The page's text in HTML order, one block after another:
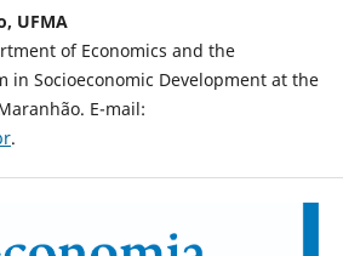
UFMA
of Economics and the
in Socioeconomic Development at the
E-mail:
.